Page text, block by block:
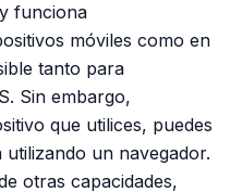
funciona
móviles como en
tanto para
Sin embargo,
que utilices, puedes
un navegador.
otras capacidades,